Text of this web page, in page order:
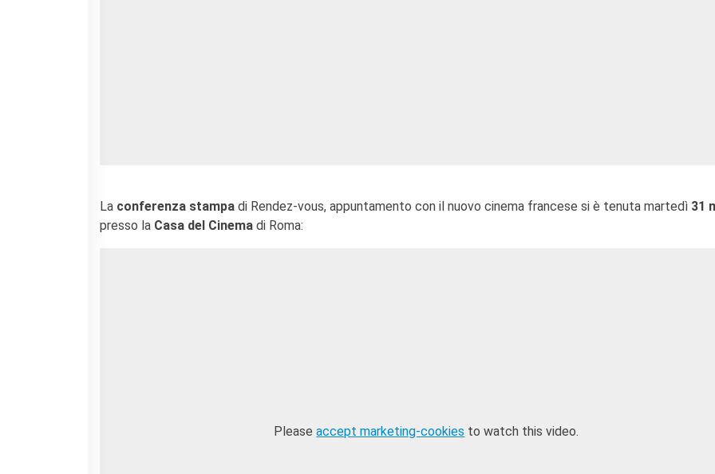
CERCA
La conferenza stampa di Rendez-vous, appuntamento con il nuovo cinema francese si è tenuta martedì 31
presso la Casa del Cinema di Roma:
Pleaseaccept marketing-cookies to watch this video.